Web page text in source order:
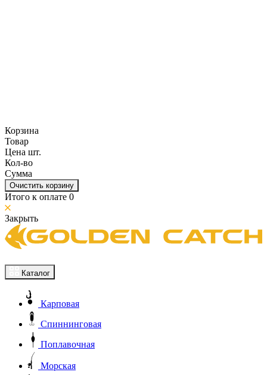
Корзина
Товар
Цена шт.
Кол-во
Сумма
Очистить корзину
Итого к оплате 0
Закрыть
Каталог
Карповая
Спиннинговая
Поплавочная
Морская